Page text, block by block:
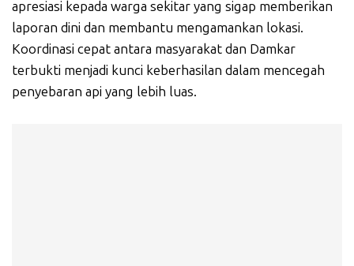
apresiasi kepada warga sekitar yang sigap memberikan
laporan dini dan membantu mengamankan lokasi.
Koordinasi cepat antara masyarakat dan Damkar
terbukti menjadi kunci keberhasilan dalam mencegah
penyebaran api yang lebih luas.